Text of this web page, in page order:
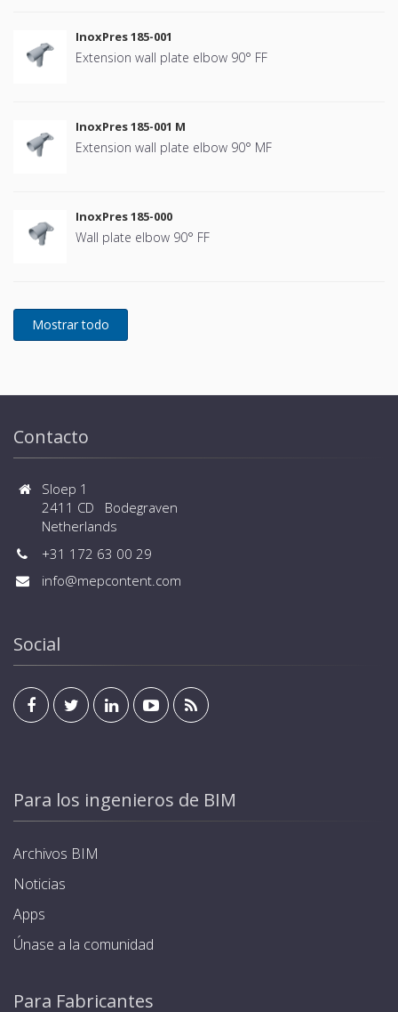
InoxPres 185-001
Extension wall plate elbow 90° FF
InoxPres 185-001 M
Extension wall plate elbow 90° MF
InoxPres 185-000
Wall plate elbow 90° FF
Contacto
Sloep 1
2411 CD Bodegraven
Netherlands
+31 172 63 00 29
info@mepcontent.com
Social
Para los ingenieros de BIM
Archivos BIM
Noticias
Apps
Únase a la comunidad
Para Fabricantes